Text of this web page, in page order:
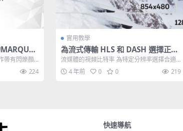
文字？
帶有閃爍顏
候，...
224
實用教學
為流式傳輸 HLS 和 DASH 選擇正確
的視頻比特率
流媒體的視頻比特率 為特定分辨率選擇合適
的流比特率，同時保持可接受的視覺質量並
不...4 年前 0 0 219
快速導航